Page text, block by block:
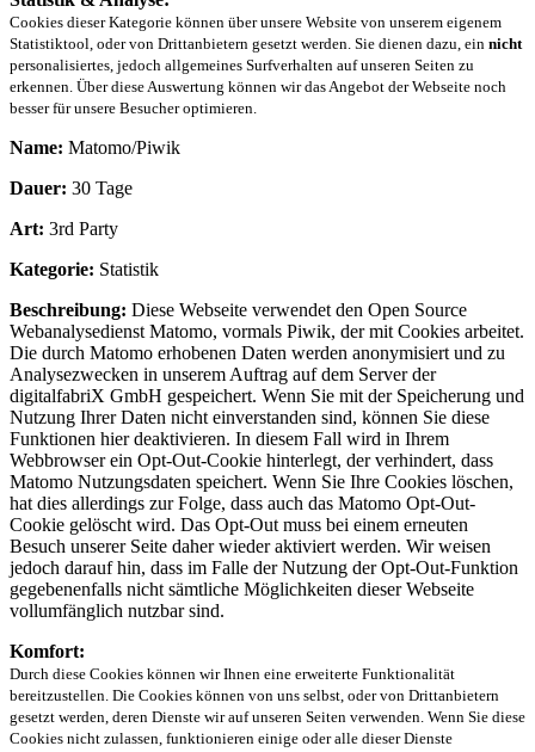
Cookies dieser Kategorie können über unsere Website von unserem eigenem
Statistiktool, oder von Drittanbietern gesetzt werden. Sie dienen dazu, ein nicht
personalisiertes, jedoch allgemeines Surfverhalten auf unseren Seiten zu
erkennen. Über diese Auswertung können wir das Angebot der Webseite noch
besser für unsere Besucher optimieren.
Name: Matomo/Piwik
Dauer: 30 Tage
Art: 3rd Party
Kategorie: Statistik
Beschreibung: Diese Webseite verwendet den Open Source
Webanalysedienst Matomo, vormals Piwik, der mit Cookies arbeitet.
Die durch Matomo erhobenen Daten werden anonymisiert und zu
Analysezwecken in unserem Auftrag auf dem Server der
digitalfabriX GmbH gespeichert. Wenn Sie mit der Speicherung und
Nutzung Ihrer Daten nicht einverstanden sind, können Sie diese
Funktionen hier deaktivieren. In diesem Fall wird in Ihrem
Webbrowser ein Opt-Out-Cookie hinterlegt, der verhindert, dass
Matomo Nutzungsdaten speichert. Wenn Sie Ihre Cookies löschen,
hat dies allerdings zur Folge, dass auch das Matomo Opt-Out-
Cookie gelöscht wird. Das Opt-Out muss bei einem erneuten
Besuch unserer Seite daher wieder aktiviert werden. Wir weisen
jedoch darauf hin, dass im Falle der Nutzung der Opt-Out-Funktion
gegebenenfalls nicht sämtliche Möglichkeiten dieser Webseite
vollumfänglich nutzbar sind.
Komfort:
Durch diese Cookies können wir Ihnen eine erweiterte Funktionalität
bereitzustellen. Die Cookies können von uns selbst, oder von Drittanbietern
gesetzt werden, deren Dienste wir auf unseren Seiten verwenden. Wenn Sie diese
Cookies nicht zulassen, funktionieren einige oder alle dieser Dienste